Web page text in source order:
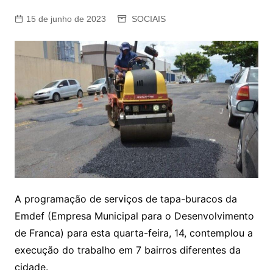
15 de junho de 2023 SOCIAIS
A programação de serviços de tapa-buracos da
Emdef (Empresa Municipal para o Desenvolvimento
de Franca) para esta quarta-feira, 14, contemplou a
execução do trabalho em 7 bairros diferentes da
cidade.